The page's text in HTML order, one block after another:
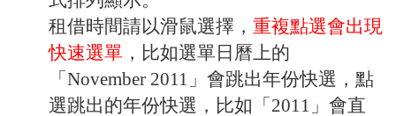
租借時間請以滑鼠選擇， 重複點選會出現
快速選單 ，比如選單日曆上的
「November 2011」會跳出年份快選，點
選跳出的年份快選，比如「2011」會直